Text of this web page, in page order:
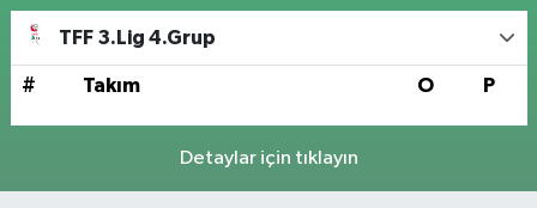
TFF 3.Lig 4.Grup
# Takım O P
Detaylar için tıklayın